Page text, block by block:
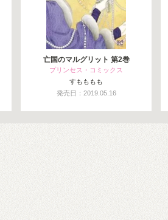
亡国のマルグリット 第2巻
プリンセス・コミックス
すもももも
発売日：2019.05.16